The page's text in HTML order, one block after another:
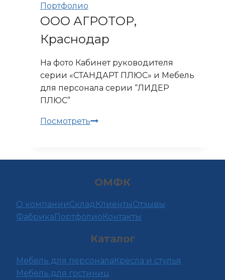
Портфолио
ООО АГРОТОР,
Краснодар
На фото Кабинет руководителя
серии «СТАНДАРТ ПЛЮС» и Мебель
для персонала серии “ЛИДЕР
ПЛЮС”
ПосмотретьООО
ОМФК
О компанииСкладКлиентыОтзывы
ФабрикаПортфолиоКонтакты
Каталог
Мебель для персоналаКресла и стулья
Мебель для гостиниц